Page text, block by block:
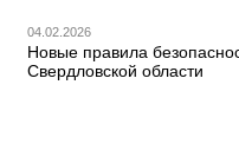
04.02.2026
Новые правила
Свердловской области